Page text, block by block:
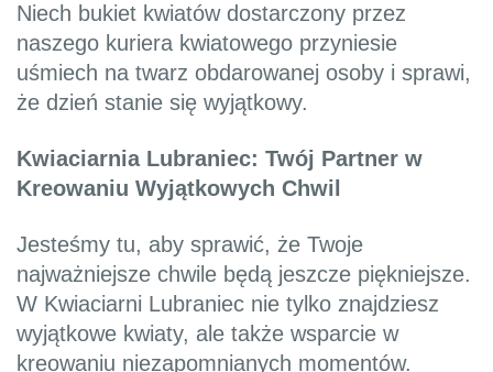
Niech bukiet kwiatów dostarczony przez
naszego kuriera kwiatowego przyniesie
uśmiech na twarz obdarowanej osoby i sprawi,
że dzień stanie się wyjątkowy.
Kwiaciarnia Lubraniec: Twój Partner w
Kreowaniu Wyjątkowych Chwil
Jesteśmy tu, aby sprawić, że Twoje
najważniejsze chwile będą jeszcze piękniejsze.
W Kwiaciarni Lubraniec nie tylko znajdziesz
wyjątkowe kwiaty, ale także wsparcie w
kreowaniu niezapomnianych momentów.